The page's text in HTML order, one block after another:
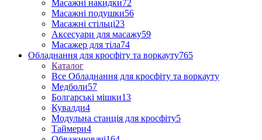
Масажні накидки72
Масажні подушки56
Масажні стільці23
Аксесуари для масажу59
Масажер для тіла74
Обладнання для кросфіту та воркауту765
Каталог
Все Обладнання для кросфіту та воркауту
Медболи57
Болгарські мішки13
Кувалди4
Модульна станція для кросфіту5
Таймери4